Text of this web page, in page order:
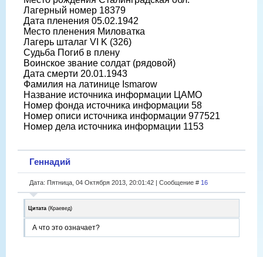
Лагерный номер 18379
Дата пленения 05.02.1942
Место пленения Миловатка
Лагерь шталаг VI K (326)
Судьба Погиб в плену
Воинское звание солдат (рядовой)
Дата смерти 20.01.1943
Фамилия на латинице Ismarow
Название источника информации ЦАМО
Номер фонда источника информации 58
Номер описи источника информации 977521
Номер дела источника информации 1153
Геннадий
Дата: Пятница, 04 Октября 2013, 20:01:42 | Сообщение # 16
Цитата (Краевед)
А что это означает?